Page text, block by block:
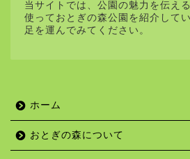
当サイトでは、公園の魅力を伝え
使っておとぎの森公園を紹介して
足を運んでみてください。
ホーム
おとぎの森について